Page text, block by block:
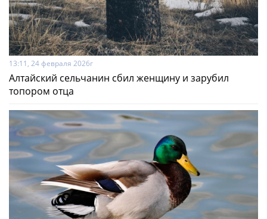
13:11, 24 февраля 2026г
Алтайский сельчанин сбил женщину и зарубил
топором отца